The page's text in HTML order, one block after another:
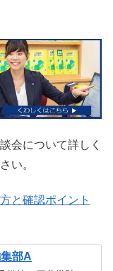
会について詳しく
い。
と確認ポイント
部A